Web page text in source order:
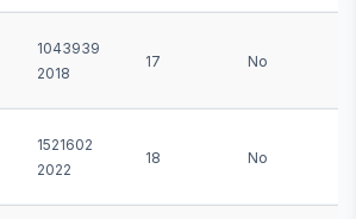
1043939
2018
17 No
1521602
2022
18 No